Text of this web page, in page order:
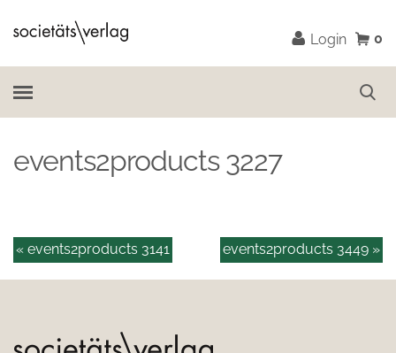
Login 0
events2products 3227
events2products 3449 »
« events2products 3141